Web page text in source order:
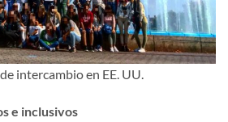
intercambio en EE. UU.
e inclusivos